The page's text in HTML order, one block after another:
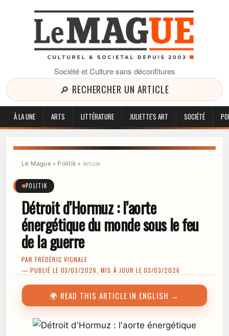
Société et Culture sans déconfitures
🔎 RECHERCHER UN ARTICLE
À LA UNE ARTS LITTÉRATURE JULIETTE'S ART SOCIÉTÉ
Le Mague» Politik » Article
POLITIK
Détroit d’Hormuz : l’aorte
énergétique du monde sous le feu
de la guerre
PAR FRÉDÉRIC VIGNALE
— PUBLIÉ LE 03/03/2026, MIS À JOUR LE 03/03/2026
🌍 READ THIS ARTICLE IN ENGLISH →